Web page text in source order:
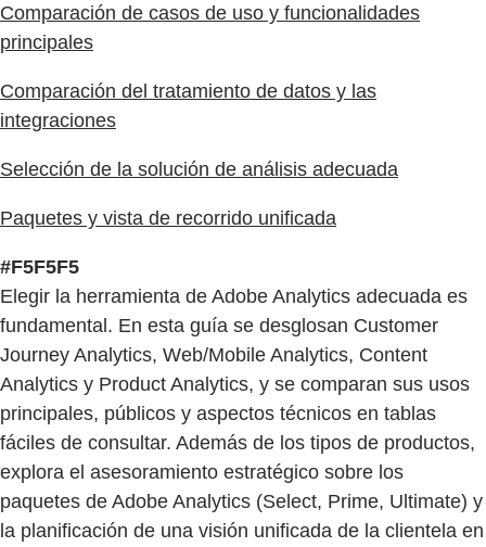
Comparación de casos de uso y funcionalidades
principales
Comparación del tratamiento de datos y las
integraciones
Selección de la solución de análisis adecuada
Paquetes y vista de recorrido unificada
#F5F5F5
Elegir la herramienta de Adobe Analytics adecuada es
fundamental. En esta guía se desglosan Customer
Journey Analytics, Web/Mobile Analytics, Content
Analytics y Product Analytics, y se comparan sus usos
principales, públicos y aspectos técnicos en tablas
fáciles de consultar. Además de los tipos de productos,
explora el asesoramiento estratégico sobre los
paquetes de Adobe Analytics (Select, Prime, Ultimate) y
la planificación de una visión unificada de la clientela en